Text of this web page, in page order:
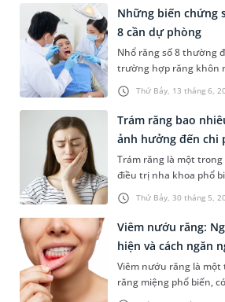
khoăn về chi phí cắt
chuẩn bị chủ động. Bài
tìm hiểu vấn đề này và
để thủ thuật diễn ra an
sự hồi phục tốt nhất.
Thứ Bảy, 13 tháng 6,
Những biến chứng
8 cần dự phòng
Nhổ răng số 8 thường
trường hợp răng khôn
gây đau nhức kéo dài.
nguồn gây viêm đau,
rõ những biến chứng
có biện pháp dự phòng
đây sẽ cùng bạn tìm
này và cách phòng
răng miệng.
Thứ Bảy, 30 tháng 5,
Trám răng bao
ảnh hưởng đến chi
Trám răng là một
điều trị nha khoa phổ
trúc răng bị tổn thương
ăn nhai cũng như thẩm
trám răng bao nhiêu
hàng đầu của khách
ca điều trị.
Viêm nướu răng:
hiện và cách ngăn
Viêm nướu răng là
răng miệng phổ biến,
tuổi. Tình trạng này